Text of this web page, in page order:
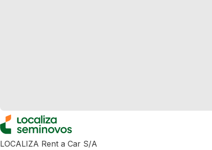
LOCALIZA Rent a Car S/A